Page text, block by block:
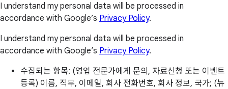
I understand my personal data will be processed in
accordance with Google’s Privacy Policy.
I understand my personal data will be processed in
accordance with Google’s Privacy Policy.
수집되는 항목: (영업 전문가에게 문의, 자료신청 또는 이벤트
등록) 이름, 직무, 이메일, 회사 전화번호, 회사 정보, 국가; (뉴